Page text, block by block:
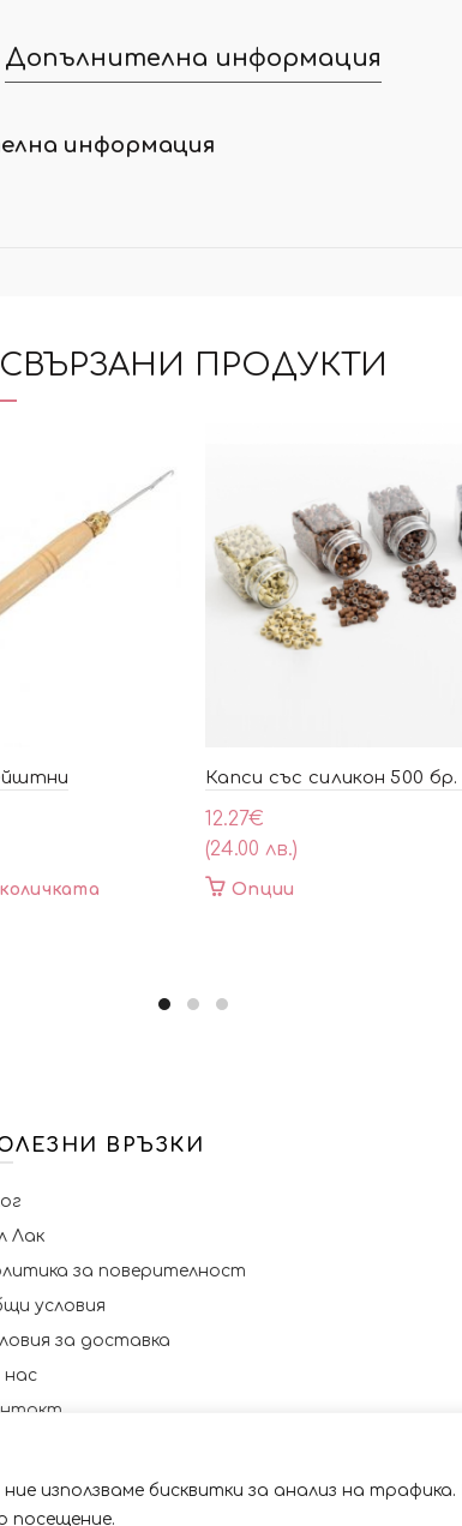
използваме бисквитки за анализ на трафика.
посещение.
Допълнителна информация
информация
СВЪРЗАНИ ПРОДУКТИ
Капси със силикон 500
12.27€
(24.00 лв.)
Опции
ВРЪЗКИ
Лак
за поверителност
условия
за доставка
нас
© 2023 NAILSBG. Всички права запазени
Като ползвате сайта Вие се съгласявате с